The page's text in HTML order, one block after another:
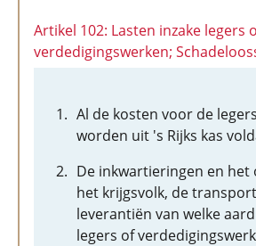
Artikel 102: Lasten inzake legers
verdedigingswerken;
Al de kosten voor de
worden uit 's Rijks kas
De inkwartieringen en
het krijgsvolk, de
leverantiën van welke
legers of